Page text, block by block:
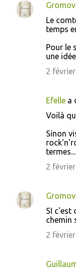
Le
temps
Pour le
une
2
Efelle a
Voilà
Sinon
2
SI c'est
chemin
2